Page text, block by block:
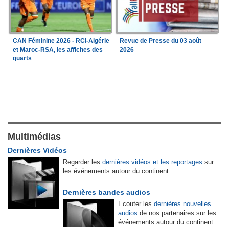
CAN Féminine 2026 - RCI-Algérie
et Maroc-RSA, les affiches des
quarts
Revue de Presse du 03 août
2026
Multimédias
Dernières Vidéos
Regarder les dernières vidéos et les reportages sur
les événements autour du continent
Dernières bandes audios
Ecouter les dernières nouvelles
audios de nos partenaires sur les
événements autour du continent.